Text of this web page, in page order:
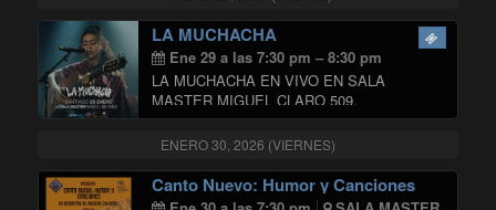
Master de la Radio Universidad de …
Continuar leyendo"SEO2+A.L.K."
LA MUCHACHA
Ene 29 a las 7:30 pm – 8:30 pm
LA MUCHACHA EN VIVO EN SALA
MASTER MIGUEL CLARO 509,
PROVIDENCIA La destacada cantautora
colombiana «La Muchacha» llega a Chile
para presentarse en un concierto exclusivo e
íntimo en Sala Máster de Radio Universidad
de …
Continuar leyendo "LA MUCHACHA"
ENERO 30, 2026 (VIERNES)
Canto Nuevo: Humor y Canciones